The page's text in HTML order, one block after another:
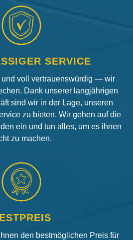
SERVICE
voll vertrauenswürdig — wir
Dank unserer langjährigen
sind wir in der Lage, unseren
zu bieten. Wir gehen auf die
ein und tun alles, um es ihnen
zu machen.
den bestmöglichen Preis für